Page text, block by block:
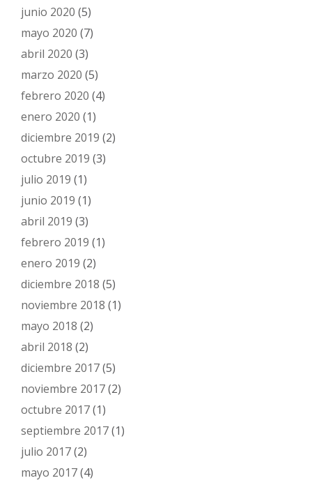
junio 2020 (5)
mayo 2020 (7)
abril 2020 (3)
marzo 2020 (5)
febrero 2020 (4)
enero 2020 (1)
diciembre 2019 (2)
octubre 2019 (3)
julio 2019 (1)
junio 2019 (1)
abril 2019 (3)
febrero 2019 (1)
enero 2019 (2)
diciembre 2018 (5)
noviembre 2018 (1)
mayo 2018 (2)
abril 2018 (2)
diciembre 2017(5)
noviembre 2017(2)
octubre 2017(1)
septiembre 2017(1)
julio 2017(2)
mayo 2017(4)